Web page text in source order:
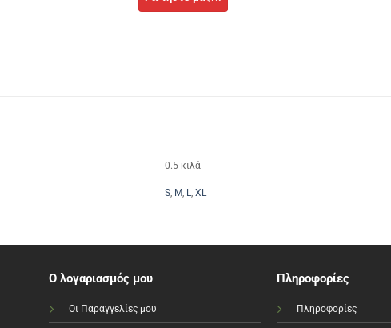
0.5 κιλά
S, M, L,XL
Ο λογαριασμός μου
Οι Παραγγελίες μου
Πληροφορίες
Πληροφορίες